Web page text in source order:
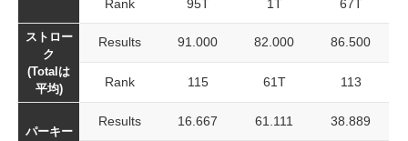
Rank 95T 1T 67T
ストロー
ク
(Totalは
平均)
Results 91.000 82.000 86.500
Rank 115 61T 113
パーキー
Results 16.667 61.111 38.889